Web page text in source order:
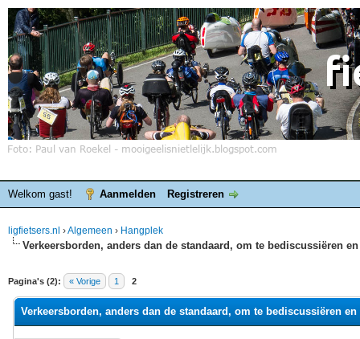
Welkom gast! Aanmelden Registreren
ligfietsers.nl ›Algemeen › Hangplek
Verkeersborden, anders dan de standaard, om te bediscussiëren
Pagina's (2): « Vorige 1 2
waardering is 0
Verkeersborden, anders dan de standaard, om te bediscussiëren en